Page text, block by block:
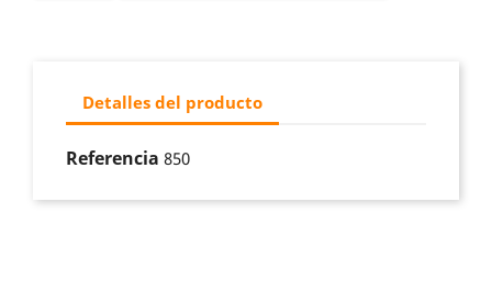
Detalles del producto
Referencia 850